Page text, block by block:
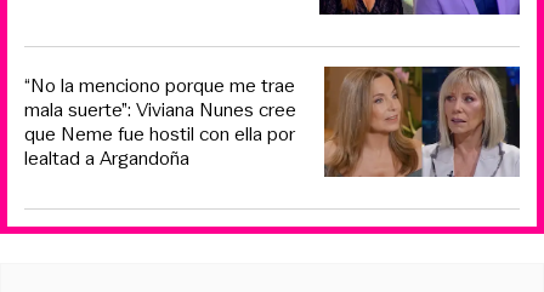
“No la menciono porque me trae
mala suerte”: Viviana Nunes cree
que Neme fue hostil con ella por
lealtad a Argandoña